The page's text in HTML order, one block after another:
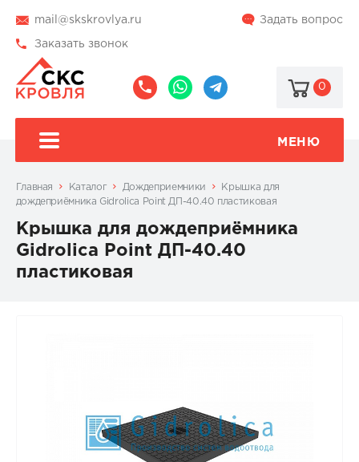
mail@skskrovlya.ru Задать вопрос
Заказать звонок
0
МЕНЮ
Главная Каталог Дождеприемники
Крышка для
дождеприёмника Gidrolica Point ДП-40.40 пластиковая
Крышка для дождеприёмника
Gidrolica Point ДП-40.40
пластиковая